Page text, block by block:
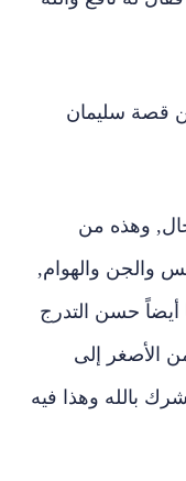
قصة سليمان
وهذه من
والجن والهوام,
أيضاً حسن التدرج
الأصغر إلى
بالله وهذا فيه